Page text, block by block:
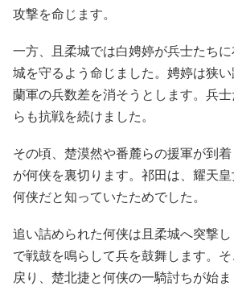
攻撃を命じます。
一方、且柔城では白娉婷が兵士たち
城を守るよう命じました。娉婷は狭
蘭軍の兵数差を消そうとします。兵
らも抗戦を続けました。
その頃、楚漠然や番麓らの援軍が到
が何侠を裏切ります。祁田は、耀天
何侠だと知っていたためでした。
追い詰められた何侠は且柔城へ突撃
で戦鼓を鳴らして兵を鼓舞します。
戻り、楚北捷と何侠の一騎討ちが始